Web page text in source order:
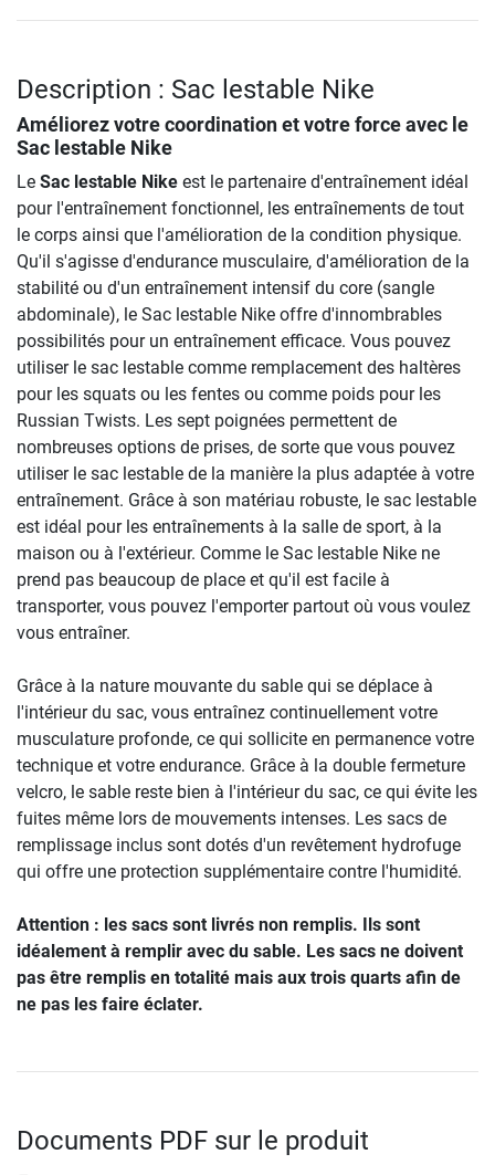
Description : Sac lestable Nike
Améliorez votre coordination et votre force avec le
Sac lestable Nike
Le Sac lestable Nike est le partenaire d'entraînement idéal
pour l'entraînement fonctionnel, les entraînements de tout
le corps ainsi que l'amélioration de la condition physique.
Qu'il s'agisse d'endurance musculaire, d'amélioration de la
stabilité ou d'un entraînement intensif du core (sangle
abdominale), le Sac lestable Nike offre d'innombrables
possibilités pour un entraînement efficace. Vous pouvez
utiliser le sac lestable comme remplacement des haltères
pour les squats ou les fentes ou comme poids pour les
Russian Twists. Les sept poignées permettent de
nombreuses options de prises, de sorte que vous pouvez
utiliser le sac lestable de la manière la plus adaptée à votre
entraînement. Grâce à son matériau robuste, le sac lestable
est idéal pour les entraînements à la salle de sport, à la
maison ou à l'extérieur. Comme le Sac lestable Nike ne
prend pas beaucoup de place et qu'il est facile à
transporter, vous pouvez l'emporter partout où vous voulez
vous entraîner.
Grâce à la nature mouvante du sable qui se déplace à
l'intérieur du sac, vous entraînez continuellement votre
musculature profonde, ce qui sollicite en permanence votre
technique et votre endurance. Grâce à la double fermeture
velcro, le sable reste bien à l'intérieur du sac, ce qui évite les
fuites même lors de mouvements intenses. Les sacs de
remplissage inclus sont dotés d'un revêtement hydrofuge
qui offre une protection supplémentaire contre l'humidité.
Attention : les sacs sont livrés non remplis. Ils sont
idéalement à remplir avec du sable. Les sacs ne doivent
pas être remplis en totalité mais aux trois quarts afin de
ne pas les faire éclater.
Documents PDF sur le produit